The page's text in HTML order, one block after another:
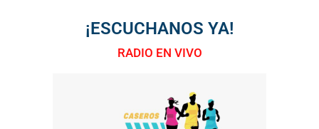
¡ESCUCHANOS YA!
RADIO EN VIVO